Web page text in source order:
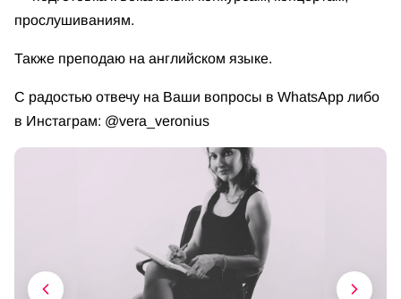
прослушиваниям.
Также преподаю на английском языке.
С радостью отвечу на Ваши вопросы в WhatsApp либо
в Инстаграм: @vera_veronius